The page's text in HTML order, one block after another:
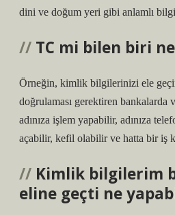
dini ve doğum yeri gibi anlamlı
TC mi bilen biri
Örneğin, kimlik bilgilerinizi ele
doğrulaması gerektiren bankalarda
adınıza işlem yapabilir, adınıza
açabilir, kefil olabilir ve hatta bir iş
Kimlik bilgilerim
eline geçti ne